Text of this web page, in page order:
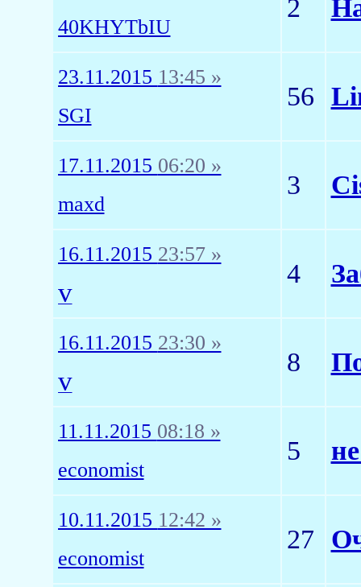
40KHYTbIU
2
23.11.2015 13:45 »
SGI
56
17.11.2015 06:20 »
maxd
3
16.11.2015 23:57 »
v
4
16.11.2015 23:30 »
v
8
11.11.2015 08:18 »
economist
5
10.11.2015 12:42 »
economist
27